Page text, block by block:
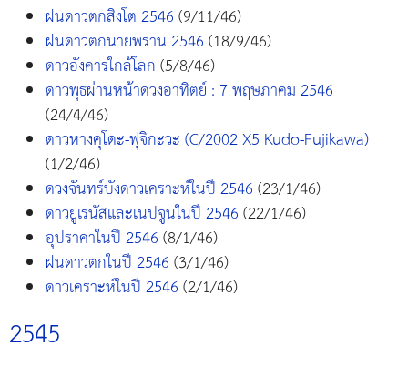
ฝนดาวตกสิงโต 2546(9/11/46)
ฝนดาวตกนายพราน 2546(18/9/46)
ดาวอังคารใกล้โลก(5/8/46)
ดาวพุธผ่านหน้าดวงอาทิตย์ : 7 พฤษภาคม 2546
(24/4/46)
ดาวหางคุโดะ-ฟุจิกะวะ (C/2002 X5 Kudo-Fujikawa)
(1/2/46)
ดวงจันทร์บังดาวเคราะห์ในปี 2546(23/1/46)
ดาวยูเรนัสและเนปจูนในปี 2546(22/1/46)
อุปราคาในปี 2546(8/1/46)
ฝนดาวตกในปี 2546(3/1/46)
ดาวเคราะห์ในปี 2546(2/1/46)
2545